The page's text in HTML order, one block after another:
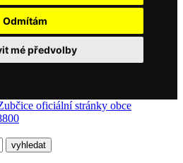
Odmítám
mé předvolby
oficiální stránky obce